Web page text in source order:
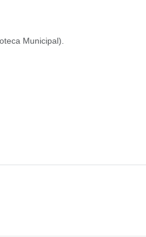
Municipal).